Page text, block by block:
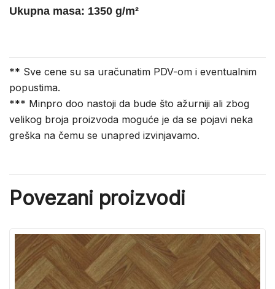
Ukupna masa: 1350 g/m²
** Sve cene su sa uračunatim PDV-om i eventualnim
popustima.
*** Minpro doo nastoji da bude što ažurniji ali zbog
velikog broja proizvoda moguće je da se pojavi neka
greška na čemu se unapred izvinjavamo.
Povezani proizvodi